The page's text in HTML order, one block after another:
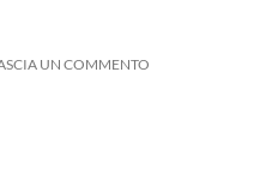
UN COMMENTO